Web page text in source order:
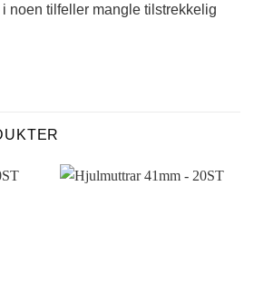
noen tilfeller mangle tilstrekkelig